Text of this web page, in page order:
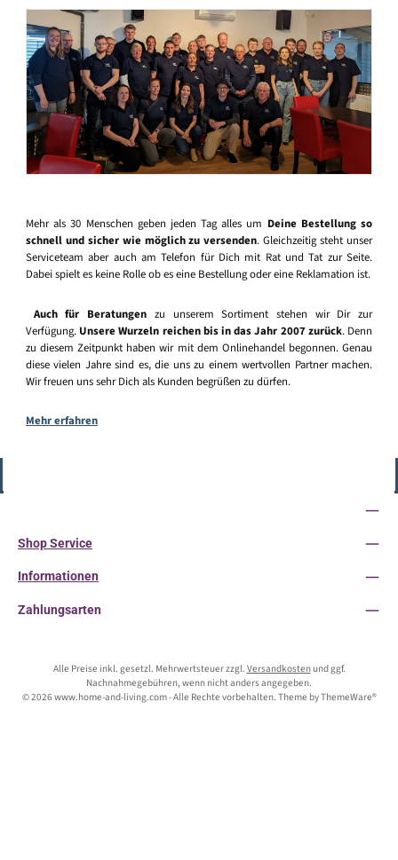
Mehr als 30 Menschen geben jeden Tag alles um Deine Bestellung so
schnell und sicher wie möglich zu versenden. Gleichzeitig steht unser
Serviceteam aber auch am Telefon für Dich mit Rat und Tat zur Seite.
Dabei spielt es keine Rolle ob es eine Bestellung oder eine Reklamation ist.
Auch für Beratungen zu unserem Sortiment stehen wir Dir zur
Verfügung. Unsere Wurzeln reichen bis in das Jahr 2007 zurück. Denn
zu diesem Zeitpunkt haben wir mit dem Onlinehandel begonnen. Genau
diese vielen Jahre sind es, die uns zu einem wertvollen Partner machen.
Wir freuen uns sehr Dich als Kunden begrüßen zu dürfen.
Mehr erfahren
Shop Service
Informationen
Zahlungsarten
Alle Preise inkl. gesetzl. Mehrwertsteuer zzgl. Versandkostenund ggf.
Nachnahmegebühren, wenn nicht anders angegeben.
© 2026 www.home-and-living.com - Alle Rechte vorbehalten. Theme byThemeWare®